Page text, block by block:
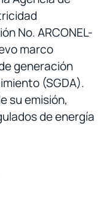
No. ARCONEL-
marco
generación
(SGDA).
su emisión,
de energía